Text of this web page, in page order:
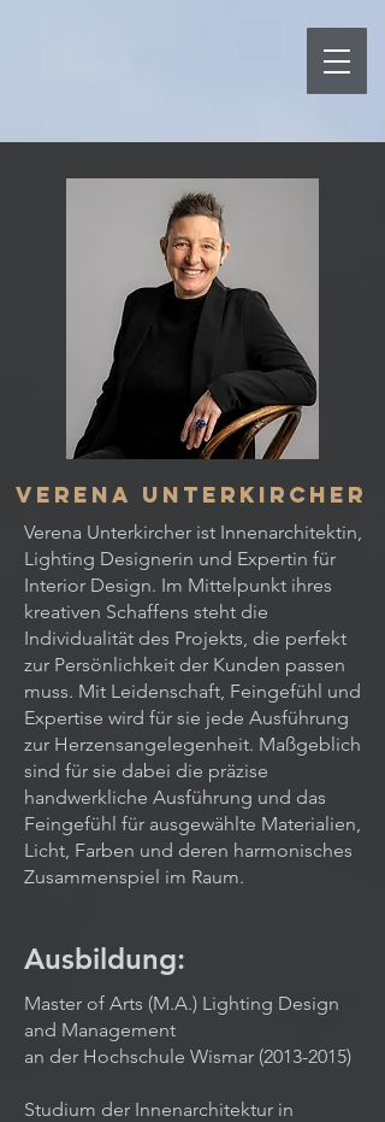
Verena Unterkircher
Verena Unterkircher ist Innenarchitektin,
Lighting Designerin und Expertin für
Interior Design. Im Mittelpunkt ihres
kreativen Schaffens steht die
Individualität des Projekts, die perfekt
zur Persönlichkeit der Kunden passen
muss. Mit Leidenschaft, Feingefühl und
Expertise wird für sie jede Ausführung
zur Herzensangelegenheit. Maßgeblich
sind für sie dabei die präzise
handwerkliche Ausführung und das
Feingefühl für ausgewählte Materialien,
Licht, Farben und deren harmonisches
Zusammenspiel im Raum.
Ausbildung:
Master of Arts (M.A.) Lighting Design
and Management
an der Hochschule Wismar (2013-2015)
Studium der Innenarchitektur in